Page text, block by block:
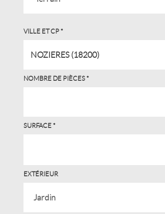
VILLE ET CP *
NOZIERES (18200)
NOMBRE DE PIÈCES *
SURFACE *
EXTÉRIEUR